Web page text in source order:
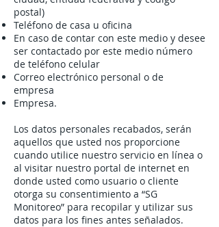
postal)
Teléfono de casa u oficina
En caso de contar con este medio y desee
ser contactado por este medio número
de teléfono celular
Correo electrónico personal o de
empresa
Empresa.
Los datos personales recabados, serán
aquellos que usted nos proporcione
cuando utilice nuestro servicio en línea o
al visitar nuestro portal de internet en
donde usted como usuario o cliente
otorga su consentimiento a “SG
Monitoreo” para recopilar y utilizar sus
datos para los fines antes señalados.